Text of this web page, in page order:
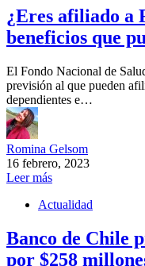
¿Eres afiliado a
beneficios que
El Fondo Nacional de
previsión al que pueden
dependientes e…
Romina Gelsom
16 febrero, 2023
Leer más
Actualidad
Banco de Chile
por $258